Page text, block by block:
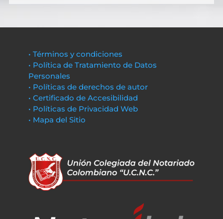
• Términos y condiciones
• Política de Tratamiento de Datos
Personales
• Políticas de derechos de autor
• Certificado de Accesibilidad
• Políticas de Privacidad Web
• Mapa del Sitio